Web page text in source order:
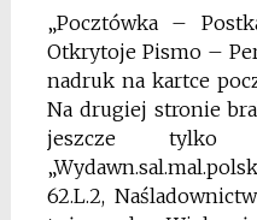
„Pocztówka –
Otkrytoje Pismo –
nadruk na kartce
Na drugiej stronie
jeszcze tylko
62.L.2,